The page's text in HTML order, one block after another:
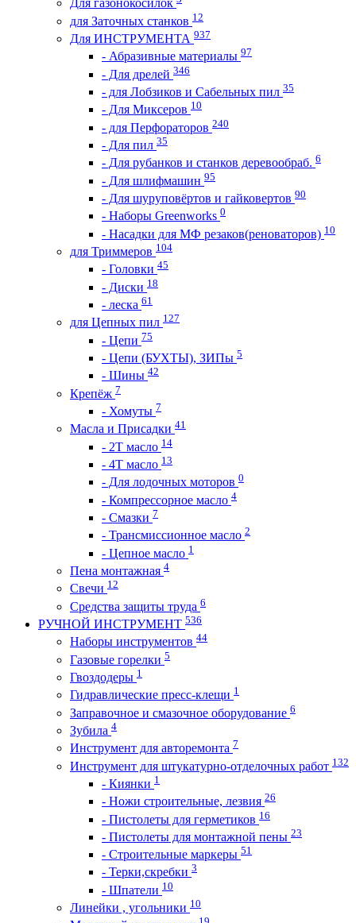
Для газонокосилок
для Заточных станков 12
Для ИНСТРУМЕНТА 937
- Абразивные материалы 97
- Для дрелей 346
- для Лобзиков и Сабельных пил 35
- Для Миксеров 10
- для Перфораторов 240
- Для пил 35
- Для рубанков и станков деревообраб. 6
- Для шлифмашин 95
- Для шуруповёртов и гайковертов 90
- Наборы Greenworks 0
- Насадки для МФ резаков(реноваторов) 10
для Триммеров 104
- Головки 45
- Диски 18
- леска 61
для Цепных пил 127
- Цепи 75
- Цепи (БУХТЫ), ЗИПы 5
- Шины 42
Крепёж 7
- Хомуты 7
Масла и Присадки 41
- 2Т масло 14
- 4Т масло 13
- Для лодочных моторов 0
- Компрессорное масло 4
- Смазки 7
- Трансмиссионное масло 2
- Цепное масло 1
Пена монтажная 4
Свечи 12
Средства защиты труда 6
РУЧНОЙ ИНСТРУМЕНТ 536
Наборы инструментов 44
Газовые горелки 5
Гвоздодеры 1
Гидравлические пресс-клещи 1
Заправочное и смазочное оборудование 6
Зубила 4
Инструмент для авторемонта 7
Инструмент для штукатурно-отделочных работ 132
- Киянки 1
- Ножи строительные, лезвия 26
- Пистолеты для герметиков 16
- Пистолеты для монтажной пены 23
- Строительные маркеры 51
- Терки,скребки 3
- Шпатели 10
Линейки , угольники 10